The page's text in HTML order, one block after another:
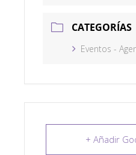
CATEGORÍAS
Eventos -
+ Añadir